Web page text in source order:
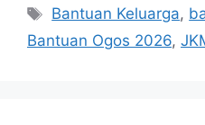
Tags
Bantuan Keluarga,
Bantuan Ogos 2026,